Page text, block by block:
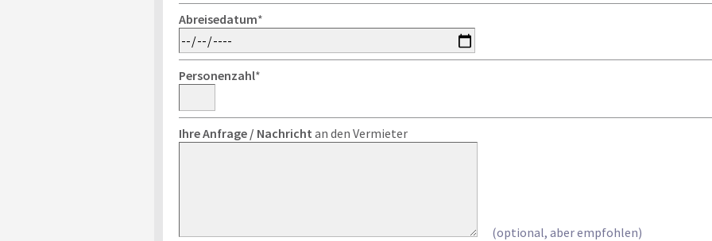
Abreisedatum*
Personenzahl*
Ihre Anfrage / Nachricht an den Vermieter
(optional, aber empfohlen)